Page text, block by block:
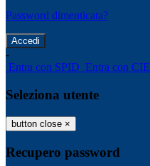
Password dimenticata?
-
Entra con SPID Entra con CIE
Seleziona utente
button close ×
Recupero password